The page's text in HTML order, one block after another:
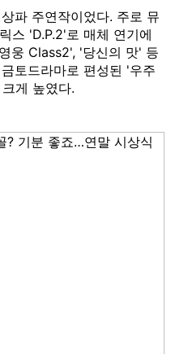
파 주연작이었다. 주로 뮤
스 'D.P.2'로 매체 연기에
웅 Class2', '당신의 맛' 등
토드라마로 편성된 '우주
게 높였다.